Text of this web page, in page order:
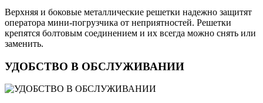
Верхняя и боковые металлические решетки надежно защитят
оператора мини-погрузчика от неприятностей. Решетки
крепятся болтовым соединением и их всегда можно снять или
заменить.
УДОБСТВО В ОБСЛУЖИВАНИИ